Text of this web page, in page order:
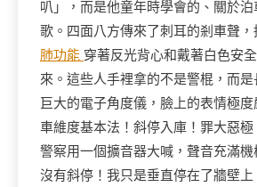
叭」，而是他童年時學會的、關於
歌。四面八方傳來了刺耳的剎車聲
肺功能 穿著反光背心和戴著白色安
來。這些人手裡拿的不是警棍，而
巨大的電子角度儀，臉上的表情極
車維度基本法！斜停入庫！罪大惡
警察用一個擴音器大喊，聲音充滿
沒有斜停！我只是垂直停在了牆壁